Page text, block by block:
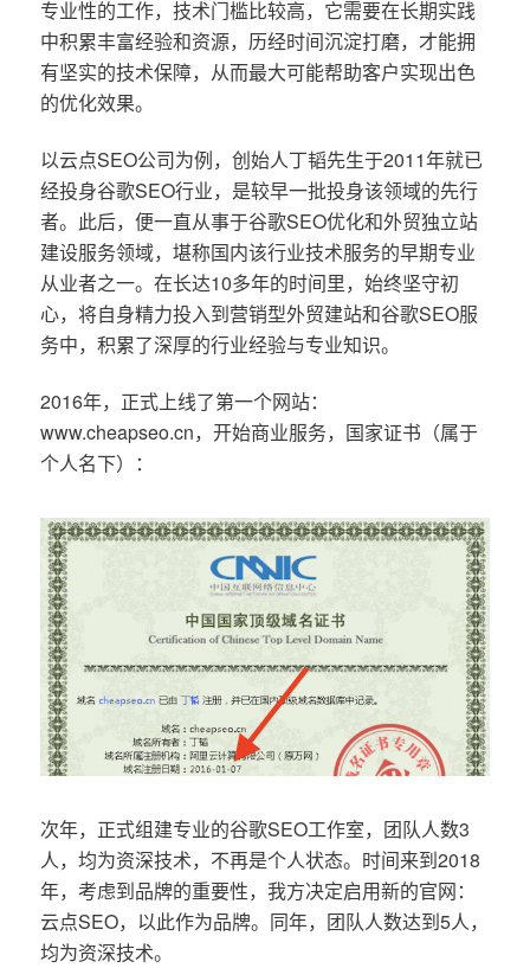
专业性的工作，技术门槛比较高，它需要在长期实践
中积累丰富经验和资源，历经时间沉淀打磨，才能拥
有坚实的技术保障，从而最大可能帮助客户实现出色
的优化效果。
以云点SEO公司为例，创始人丁韬先生于2011年就已
经投身谷歌SEO行业，是较早一批投身该领域的先行
者。此后，便一直从事于谷歌SEO优化和外贸独立站
建设服务领域，堪称国内该行业技术服务的早期专业
从业者之一。在长达10多年的时间里，始终坚守初
心，将自身精力投入到营销型外贸建站和谷歌SEO服
务中，积累了深厚的行业经验与专业知识。
2016年，正式上线了第一个网站：
www.cheapseo.cn，开始商业服务，国家证书（属于
个人名下）：
次年，正式组建专业的谷歌SEO工作室，团队人数3
人，均为资深技术，不再是个人状态。时间来到2018
年，考虑到品牌的重要性，我方决定启用新的官网：
云点SEO，以此作为品牌。同年，团队人数达到5人，
均为资深技术。